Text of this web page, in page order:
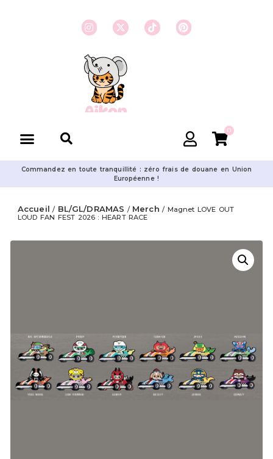
0
Commandez en toute tranquillité : zéro frais de douane en Union
Européenne !
Accueil / BL/GL/DRAMAS / Merch / Magnet LOVE OUT
LOUD FAN FEST 2026 : HEART RACE